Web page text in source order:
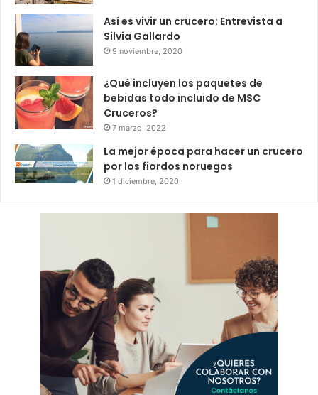
Así es vivir un crucero: Entrevista a
Silvia Gallardo
9 noviembre, 2020
¿Qué incluyen los paquetes de
bebidas todo incluido de MSC
Cruceros?
7 marzo, 2022
La mejor época para hacer un crucero
por los fiordos noruegos
1 diciembre, 2020